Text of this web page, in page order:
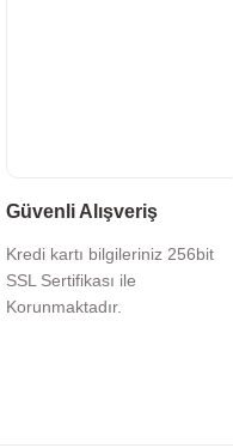
Güvenli Alışveriş
Kredi kartı bilgileriniz 256bit
SSL Sertifikası ile
Korunmaktadır.